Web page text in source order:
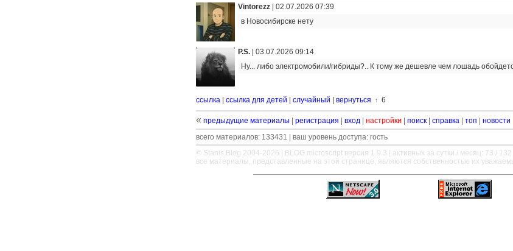
Vintorezz
02.07.2026 07:39
в Новосибирске нету
P.S.
03.07.2026 09:14
Ну... либо электромобили/гибриды?.. К тому же дешевле чем лошадь
ссылка ссылка для детей случайный вернуться ↑ 6
« предыдущие материалы регистрация вход настройки поиск справка топ новости
всего материалов: 133431 | ваш уровень доступа: гость
© Stanis.Blog 2004-2026 |
BLOG.microscript версия 1.9.3 | активных за сутки / месяц: 73 / 132 |
все материалы, представленные на этой странице, являются собственностью их
——————————————————————————